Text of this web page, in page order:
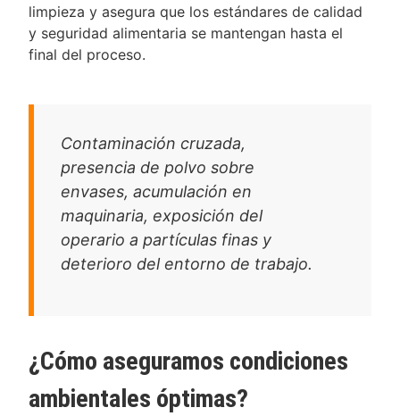
limpieza y asegura que los estándares de calidad
y seguridad alimentaria se mantengan hasta el
final del proceso.
Contaminación cruzada,
presencia de polvo sobre
envases, acumulación en
maquinaria, exposición del
operario a partículas finas y
deterioro del entorno de trabajo.
¿Cómo aseguramos condiciones
ambientales óptimas?